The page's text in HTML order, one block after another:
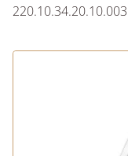
220.10.34.20.10.003